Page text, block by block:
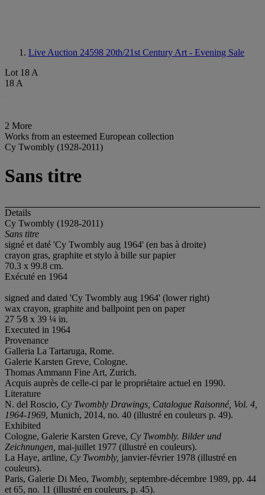
Live Auction 24598 20th/21st Century Art - Evening Sale
Lot 18 A
18 A
2 More
Works from an esteemed European collection
Cy Twombly (1928-2011)
Sans titre
Details
Cy Twombly (1928-2011)
Sans titre
signé et daté 'Cy Twombly aug 1964' (en bas à droite)
crayon gras, graphite et stylo à bille sur papier
70.3 x 99.8 cm.
Exécuté en 1964
signed and dated 'Cy Twombly aug 1964' (lower right)
wax crayon, graphite and ballpoint pen on paper
27 5⁄8 x 39 ¼ in.
Executed in 1964
Provenance
Galleria La Tartaruga, Rome.
Galerie Karsten Greve, Cologne.
Thomas Ammann Fine Art, Zurich.
Acquis auprès de celle-ci par le propriétaire actuel en 1990.
Literature
N. del Roscio, Cy Twombly Drawings, Catalogue Raisonné, Vol. 4,
1964-1969, Munich, 2014, no. 40 (illustré en couleurs p. 49).
Exhibited
Cologne, Galerie Karsten Greve, Cy Twombly. Bilder und
Zeichnungen, mai-juillet 1977 (illustré en couleurs).
La Haye, artline, Cy Twombly, janvier-février 1978 (illustré en
couleurs).
Paris, Galerie Di Meo, Twombly, septembre-décembre 1989, pp. 44
et 65, no. 11 (illustré en couleurs, p. 45).